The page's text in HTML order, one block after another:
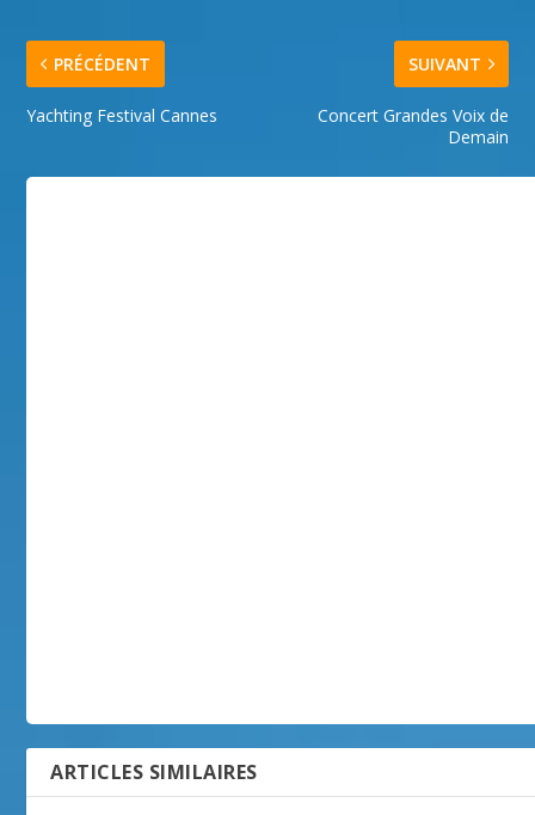
PRÉCÉDENT
Yachting Festival Cannes
SUIVANT
Concert Grandes Voix de
Demain
ARTICLES SIMILAIRES